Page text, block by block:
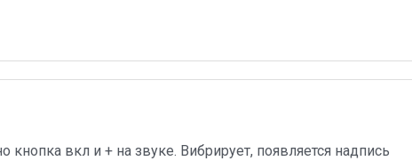
кнопка вкл и + на звуке. Вибрирует, появляется надпись